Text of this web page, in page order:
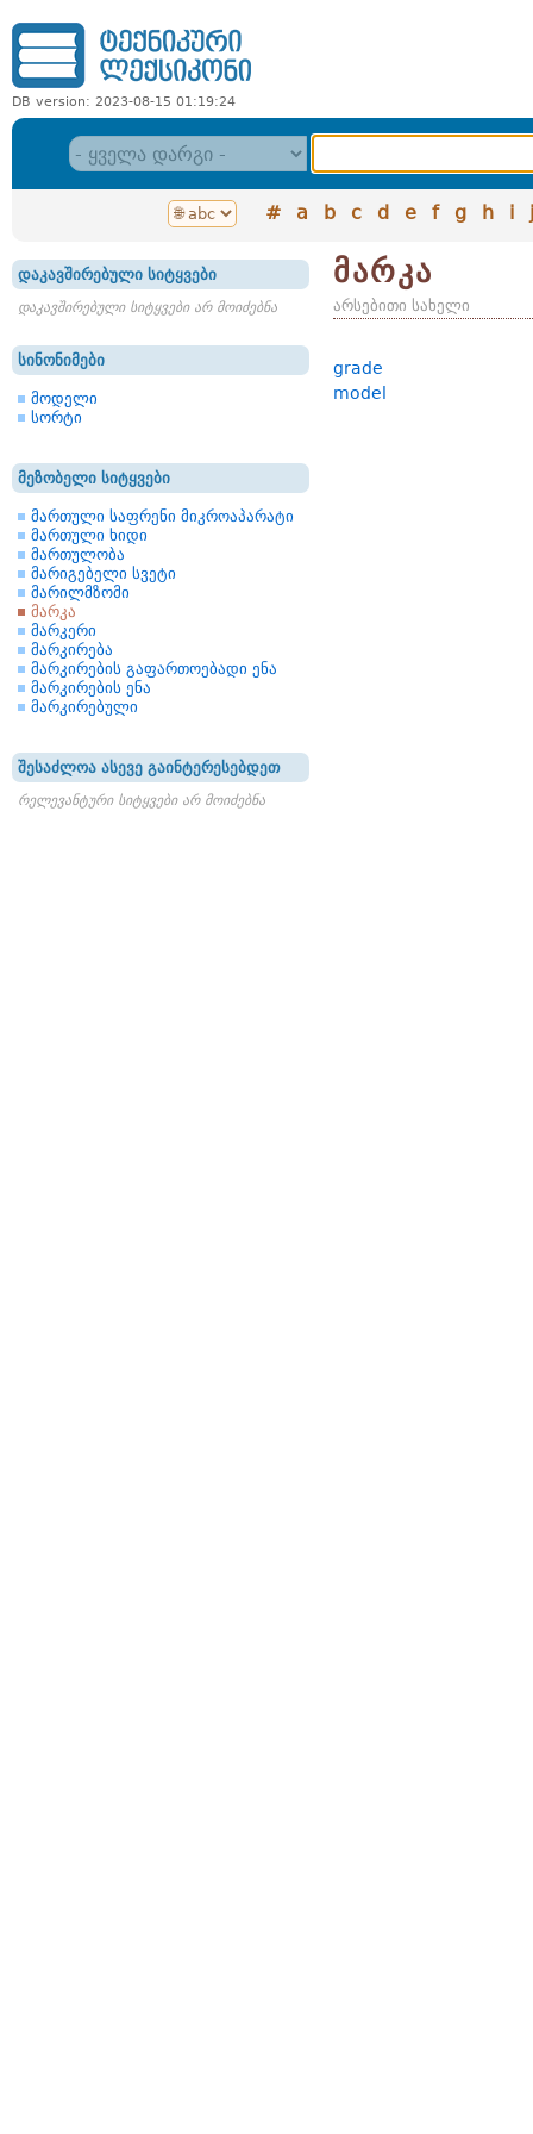
DB version: 2023-08-15 01:19:24
# a b c d e f g h i j
დაკავშირებული სიტყვები
დაკავშირებული სიტყვები არ მოიძებნა
სინონიმები
მოდელი
სორტი
მეზობელი სიტყვები
მართული საფრენი მიკროაპარატი
მართული ხიდი
მართულობა
მარიგებელი სვეტი
მარილმზომი
მარკა
მარკერი
მარკირება
მარკირების გაფართოებადი ენა
მარკირების ენა
მარკირებული
შესაძლოა ასევე გაინტერესებდეთ
რელევანტური სიტყვები არ მოიძებნა
მარკა
არსებითი სახელი
grade
model